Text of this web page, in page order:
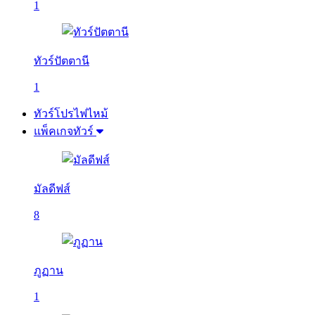
1
ทัวร์ปัตตานี
1
ทัวร์โปรไฟไหม้
แพ็คเกจทัวร์
มัลดีฟส์
8
ภูฏาน
1